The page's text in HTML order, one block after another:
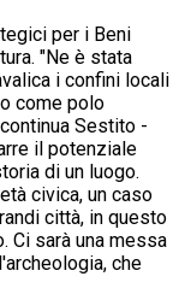
per i Beni
"Ne è stata
i confini locali
come polo
Sestito -
il potenziale
di un luogo.
civica, un caso
città, in questo
Ci sarà una messa
che